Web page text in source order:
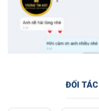
ĐỐI